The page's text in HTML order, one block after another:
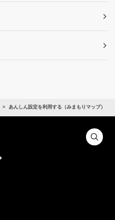
あんしん設定を利用する（みまもりマップ）